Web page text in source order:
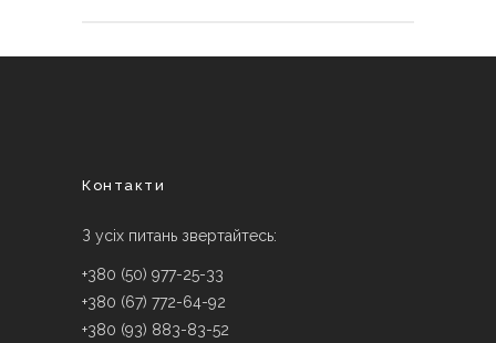
Контакти
З усіх питань звертайтесь:
+380 (50) 977-25-33
+380 (67) 772-64-92
+380 (93) 883-83-52